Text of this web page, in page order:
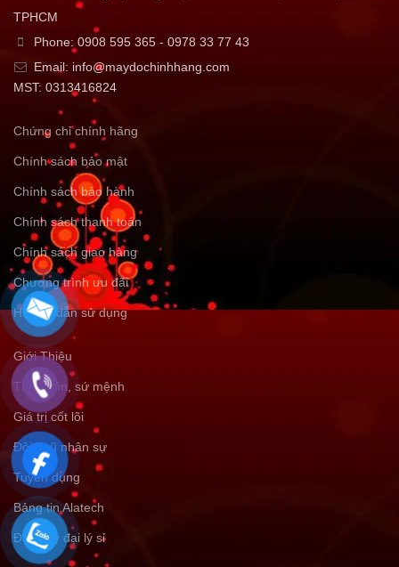
TPHCM
Phone: 0908 595 365 - 0978 33 77 43
Email: info@maydochinhhang.com
MST: 0313416824
Chứng chỉ chính hãng
Chính sách bảo mật
Chính sách bảo hành
Chính sách thanh toán
Chính sách giao hàng
Chương trình ưu đãi
Hướng dẫn sử dụng
Giới Thiệu
Tầm nhìn, sứ mệnh
Giá trị cốt lõi
Đội ngũ nhân sự
Tuyển dụng
Bảng tin Alatech
Đăng ký đại lý sỉ